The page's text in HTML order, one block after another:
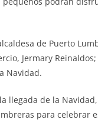
de Puerto
Jermary
Navidad.
llegada de la
para celebrar